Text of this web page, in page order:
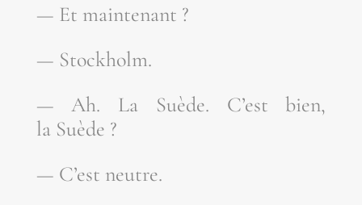
— Et maintenant ?
— Stock­holm.
— Ah. La Suède. C’est bien,
la Suède ?
— C’est neutre.